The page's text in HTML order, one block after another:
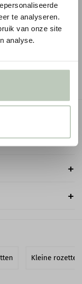
te analyseren.
van onze site
analyse.
ORAC KROONLIJST
€ 80,00 € 68,00
● Voor 10.15 uur besteld,
-
Kleine rozetten